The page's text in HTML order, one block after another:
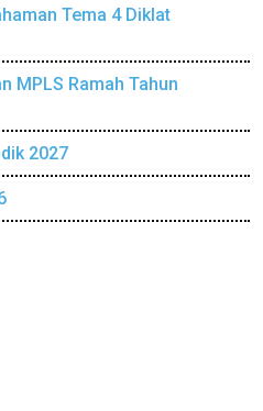
Tema 4 Diklat
MPLS Ramah Tahun
2027